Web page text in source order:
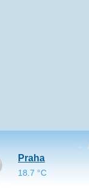
Praha
18.7 °C